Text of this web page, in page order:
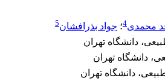
محمدی4؛ جواد بذرافشان5
دانشگاه تهران
دانشگاه تهران
دانشگاه تهران